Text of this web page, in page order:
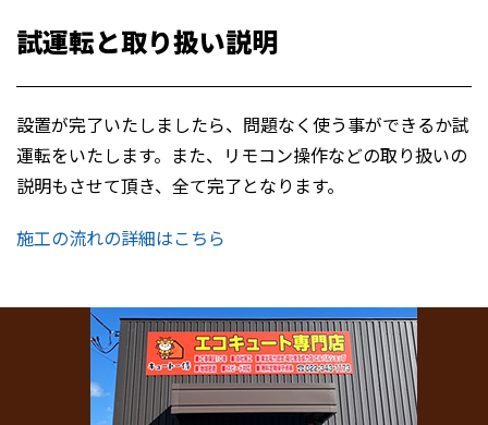
試運転と取り扱い説明
設置が完了いたしましたら、問題なく使う事ができるか試
運転をいたします。また、リモコン操作などの取り扱いの
説明もさせて頂き、全て完了となります。
施工の流れの詳細はこちら